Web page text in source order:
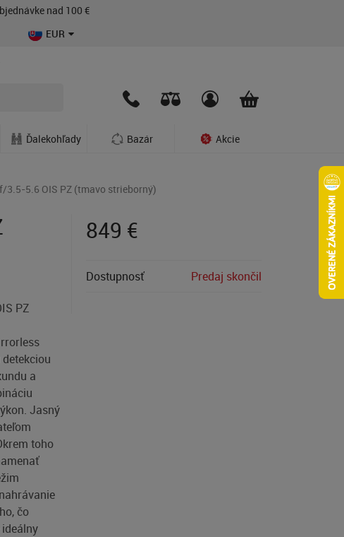
nad 100 €
EUR
Ďalekohľady Bazár Akcie
5.6 OIS PZ (tmavo strieborný)
PZ
a
Jasný
toho
čo
849 €
Dostupnosť Predaj skončil